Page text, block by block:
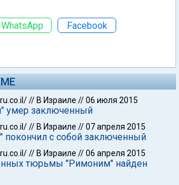
WhatsApp Facebook
// В Израиле //06 июля 2015
умер заключенный
// В Израиле //07 апреля 2015
покончил с собой заключенный
// В Израиле //06 апреля 2015
тюрьмы "Римоним" найден